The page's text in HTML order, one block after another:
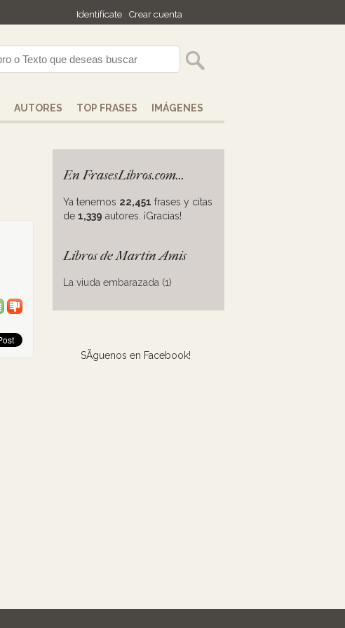
Identifícate Crear cuenta
AUTORES TOP FRASES IMÁGENES
En FrasesLibros.com...
Ya tenemos 22,451 frases y citas
de 1,339 autores. ¡Gracias!
Libros de Martin Amis
La viuda embarazada (1)
SÃ­guenos en Facebook!